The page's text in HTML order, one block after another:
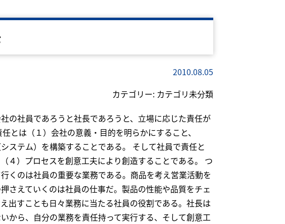
2010.08.05
カテゴリー: カテゴリ未分類
の社員であろうと社長であろうと、立場に応じた責任が
とは（１）会社の意義・目的を明らかにすること、
ステム）を構築することである。 そして社員で責任と
４）プロセスを創意工夫により創造することである。 つ
くのは社員の重要な業務である。商品を考え営業活動を
さえていくのは社員の仕事だ。製品の性能や品質をチェ
出すことも日々業務に当たる社員の役割である。社長は
から、自分の業務を責任持って実行する、そして創意工